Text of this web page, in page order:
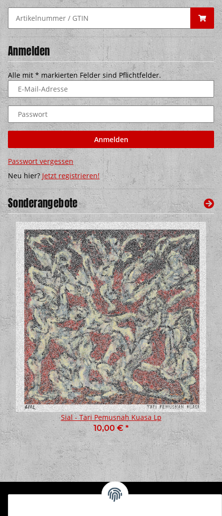
Anmelden
Alle mit * markierten Felder sind Pflichtfelder.
E-Mail-Adresse
Passwort
Anmelden
Passwort vergessen
Neu hier? Jetzt registrieren!
Sonderangebote
Sial - Tari Pemusnah Kuasa Lp
10,00 € *